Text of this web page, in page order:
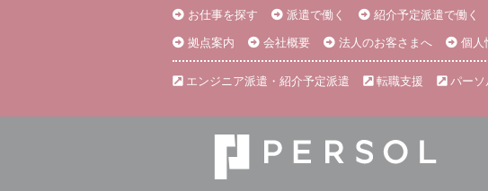
お仕事を探す 派遣で働く 紹介予定派遣で働く
拠点案内
会社概要 法人のお客さまへ 個人
エンジニア派遣・紹介予定派遣 転職支援 パーソ